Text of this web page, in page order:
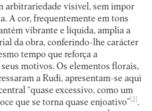
arbitrariedade visível, sem impor
A cor, frequentemente em tons
vibrante e líquida, amplia a
da obra, conferindo-lhe carácter
tempo que reforça a
motivos. Os elementos florais,
a Rudi, apresentam-se aqui
“quase excessivo, como um
que se torna quase enjoativo” [2] .